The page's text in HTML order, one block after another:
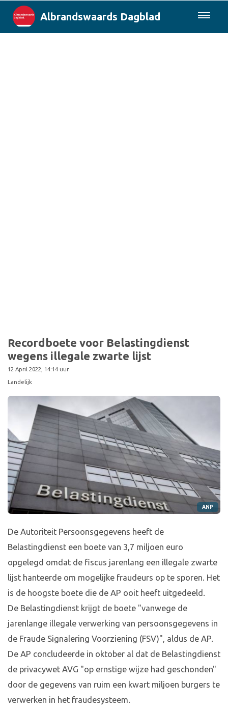
Albrandswaards Dagblad
Recordboete voor Belastingdienst
wegens illegale zwarte lijst
12 April 2022, 14:14 uur
Landelijk
ANP
De Autoriteit Persoonsgegevens heeft de
Belastingdienst een boete van 3,7 miljoen euro
opgelegd omdat de fiscus jarenlang een illegale zwarte
lijst hanteerde om mogelijke fraudeurs op te sporen. Het
is de hoogste boete die de AP ooit heeft uitgedeeld.
De Belastingdienst krijgt de boete "vanwege de
jarenlange illegale verwerking van persoonsgegevens in
de Fraude Signalering Voorziening (FSV)", aldus de AP.
De AP concludeerde in oktober al dat de Belastingdienst
de privacywet AVG "op ernstige wijze had geschonden"
door de gegevens van ruim een kwart miljoen burgers te
verwerken in het fraudesysteem.